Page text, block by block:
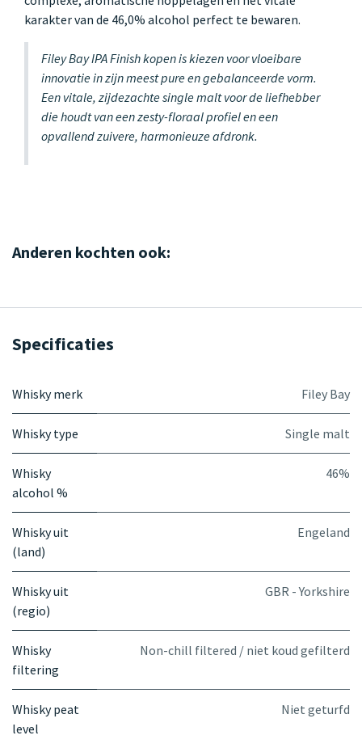
karakter van de 46,0% alcohol perfect te bewaren.
Filey Bay IPA Finish kopen is kiezen voor vloeibare
innovatie in zijn meest pure en gebalanceerde vorm.
Een vitale, zijdezachte single malt voor de liefhebber
die houdt van een zesty-floraal profiel en een
opvallend zuivere, harmonieuze afdronk.
Anderen kochten ook:
Specificaties
Whisky merk Filey Bay
Whisky type Single malt
Whisky
alcohol %
46%
Whisky uit
(land)
Engeland
Whisky uit
(regio)
GBR - Yorkshire
Whisky
filtering
Non-chill filtered / niet koud gefilterd
Whisky peat
level
Niet geturfd